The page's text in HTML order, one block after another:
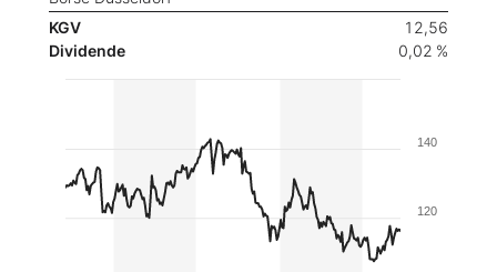
KGV
12,56
Dividende
0,02 %
120
140